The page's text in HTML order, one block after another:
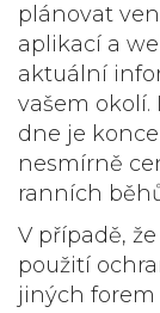
plánovat
aplikací a
aktuální
vašem
dne je
nesmírně
ranních
V případě,
použití
jiných